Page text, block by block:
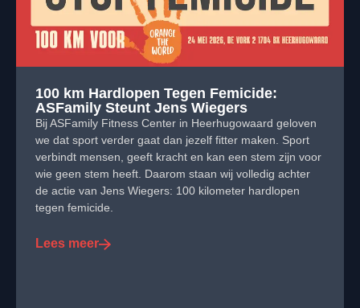
100 km Hardlopen Tegen Femicide:
ASFamily Steunt Jens Wiegers
Bij ASFamily Fitness Center in Heerhugowaard geloven
we dat sport verder gaat dan jezelf fitter maken. Sport
verbindt mensen, geeft kracht en kan een stem zijn voor
wie geen stem heeft. Daarom staan wij volledig achter
de actie van Jens Wiegers: 100 kilometer hardlopen
tegen femicide.
Lees meer